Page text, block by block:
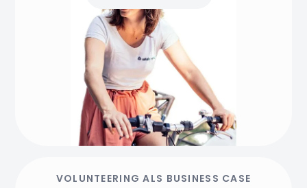
VOLUNTEERING ALS BUSINESS CASE